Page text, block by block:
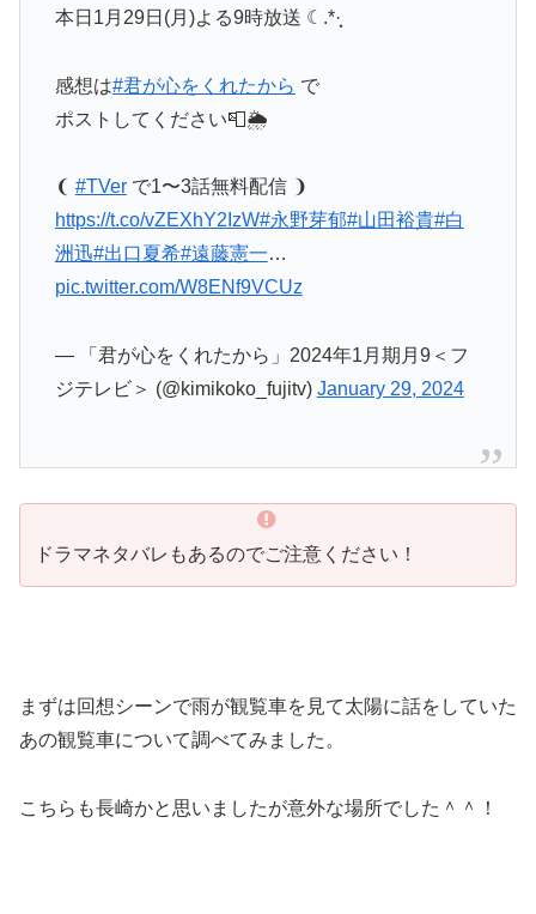
本日1月29日(月)よる9時放送 ☾.*·̩͙
感想は#君が心をくれたから で
ポストしてください📮🌦
❨ #TVerで1〜3話無料配信 ❩
https://t.co/vZEXhY2IzW#永野芽郁#山田裕貴#白
洲迅#出口夏希#遠藤憲一…
pic.twitter.com/W8ENf9VCUz
— 「君が心をくれたから」2024年1月期月9＜フ
ジテレビ＞ (@kimikoko_fujitv) January 29, 2024
ドラマネタバレもあるのでご注意ください！
まずは回想シーンで雨が観覧車を見て太陽に話をしていた
あの観覧車について調べてみました。
こちらも長崎かと思いましたが意外な場所でした＾＾！